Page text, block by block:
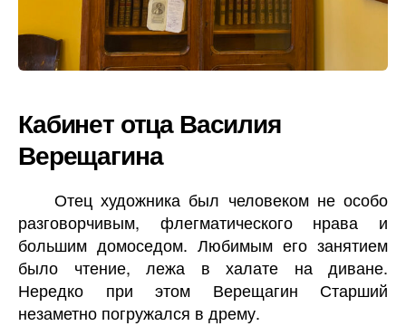
Кабинет отца Василия
Верещагина
Отец художника был человеком не особо
разговорчивым, флегматического нрава и
большим домоседом. Любимым его занятием
было чтение, лежа в халате на диване.
Нередко при этом Верещагин Старший
незаметно погружался в дрему.